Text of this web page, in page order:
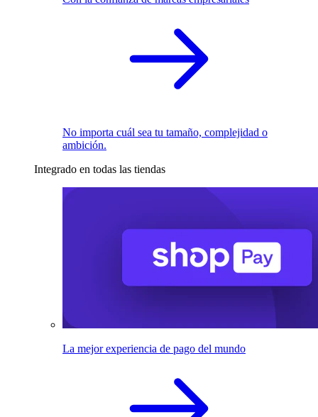
No importa cuál sea tu tamaño, complejidad o
ambición.
Integrado en todas las tiendas
La mejor experiencia de pago del mundo